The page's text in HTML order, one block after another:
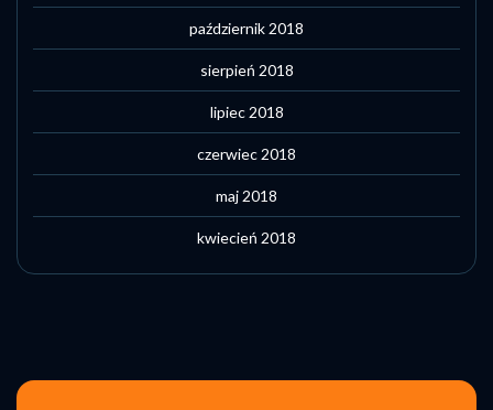
październik 2018
sierpień 2018
lipiec 2018
czerwiec 2018
maj 2018
kwiecień 2018